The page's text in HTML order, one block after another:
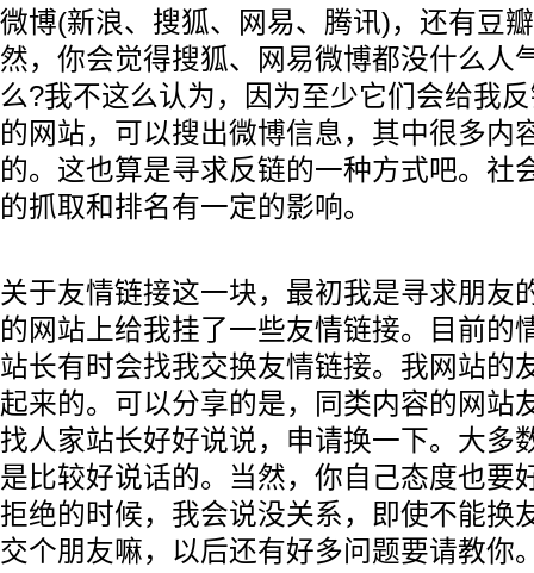
微博(新浪、搜狐、网易、腾讯)，还有豆
然，你会觉得搜狐、网易微博都没什么人
么?我不这么认为，因为至少它们会给我
的网站，可以搜出微博信息，其中很多内
的。这也算是寻求反链的一种方式吧。社
的抓取和排名有一定的影响。
关于友情链接这一块，最初我是寻求朋友
的网站上给我挂了一些友情链接。目前的
站长有时会找我交换友情链接。我网站的
起来的。可以分享的是，同类内容的网站
找人家站长好好说说，申请换一下。大多
是比较好说话的。当然，你自己态度也要
拒绝的时候，我会说没关系，即使不能换
交个朋友嘛，以后还有好多问题要请教你